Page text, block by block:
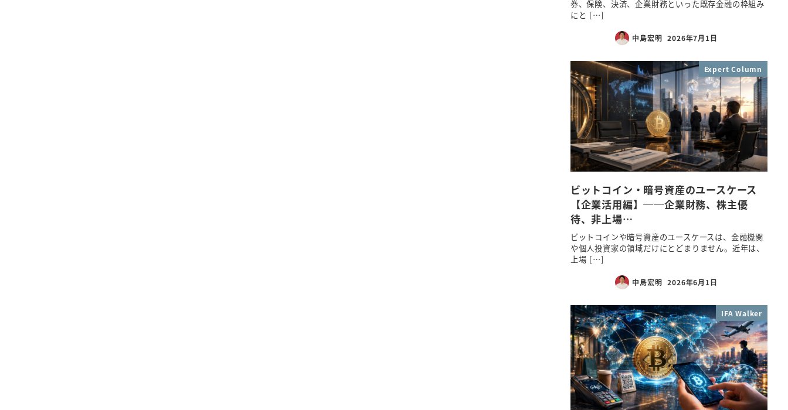
券、保険、決済、企業財務といった既存金融の枠組み
にと […]
中島宏明 2026年7月1日
Expert Column
ビットコイン・暗号資産のユースケース
【企業活用編】──企業財務、株主優
待、非上場…
ビットコインや暗号資産のユースケースは、金融機関
や個人投資家の領域だけにとどまりません。近年は、
上場 […]
中島宏明 2026年6月1日
IFA Walker